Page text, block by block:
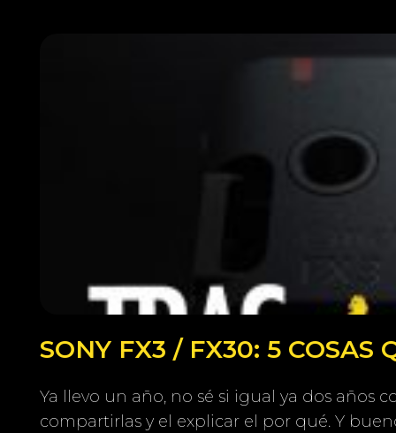
SONY FX3 / FX30: 5 COSAS
Ya llevo un año, no sé si igual ya dos años
compartirlas y el explicar el por qué. Y